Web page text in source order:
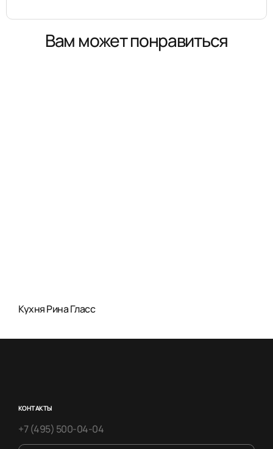
Вам может понравиться
Кухня Рина Гласс
КОНТАКТЫ
+7 (495) 500-04-04